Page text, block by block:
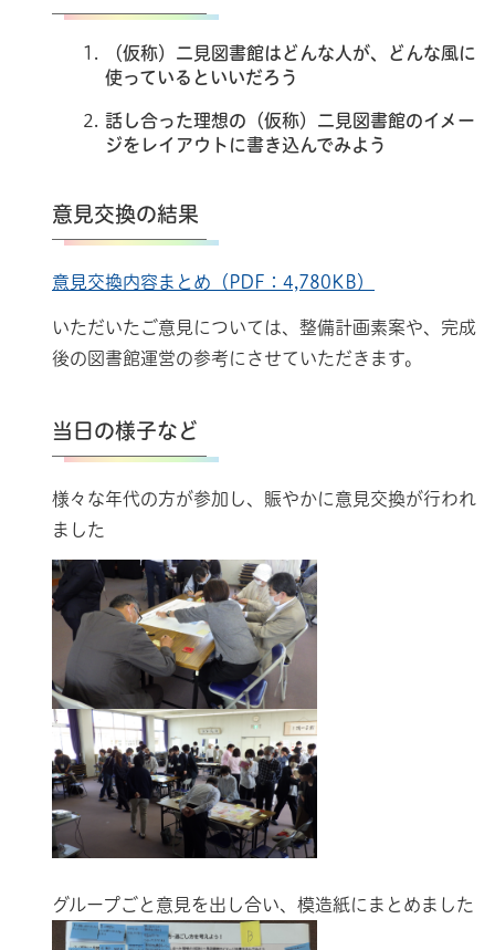
（仮称）二見図書館はどんな人が、どんな風に
使っているといいだろう
話し合った理想の（仮称）二見図書館のイメー
ジをレイアウトに書き込んでみよう
意見交換の結果
意見交換内容まとめ（PDF：4,780KB）
いただいたご意見については、整備計画素案や、完成
後の図書館運営の参考にさせていただきます。
当日の様子など
様々な年代の方が参加し、賑やかに意見交換が行われ
ました
グループごと意見を出し合い、模造紙にまとめました